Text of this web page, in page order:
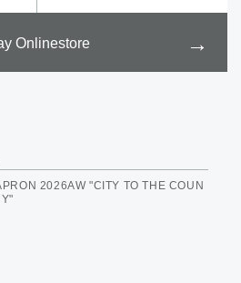
Onlinestore
2026AW "CITY TO THE COUN